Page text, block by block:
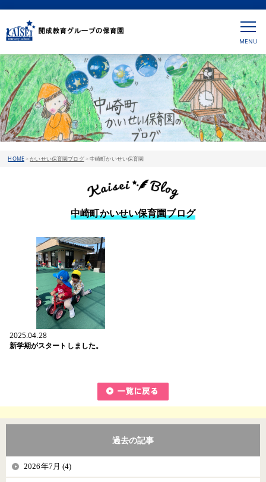
HOME>かいせい保育園ブログ>中崎町かいせい保育園
中崎町かいせい保育園ブログ
2025.04.28
新学期がスタートしました。
過去の記事
2026年7月 (4)